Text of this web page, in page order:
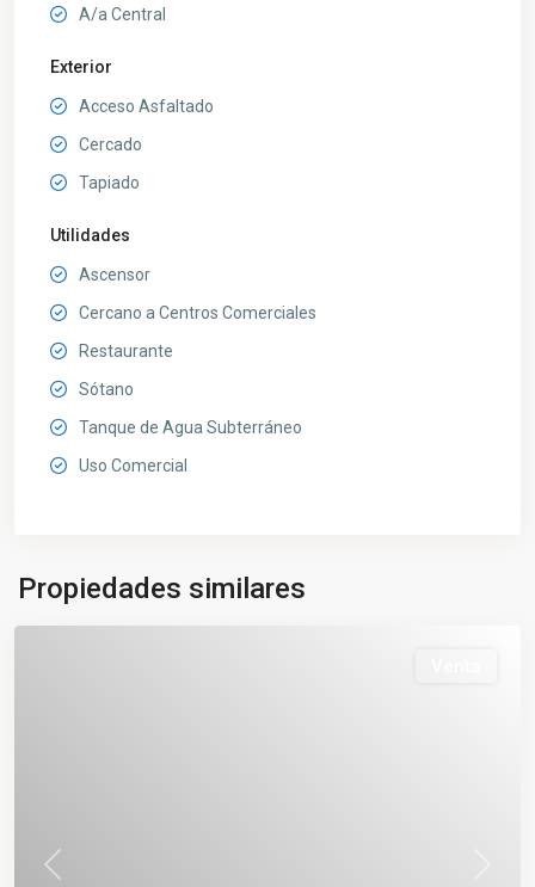
A/a Central
Exterior
Acceso Asfaltado
Cercado
Tapiado
Utilidades
Ascensor
Cercano a Centros Comerciales
Restaurante
Sótano
Tanque de Agua Subterráneo
Uso Comercial
Propiedades similares
Previous